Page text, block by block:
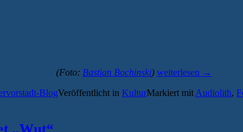
(Foto: Bastian Bochinski) „Sänger
Feine
weiterlesen →
BlogVeröffentlicht in KulturMarkiert mit Audiolith,
„Wut“